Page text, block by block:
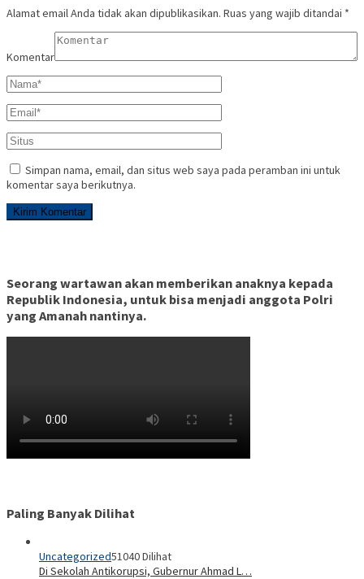
Alamat email Anda tidak akan dipublikasikan. Ruas yang wajib ditandai *
Komentar
Simpan nama, email, dan situs web saya pada peramban ini untuk
komentar saya berikutnya.
Seorang wartawan akan memberikan anaknya kepada
Republik Indonesia, untuk bisa menjadi anggota Polri
yang Amanah nantinya.
Paling Banyak Dilihat
Uncategorized51040 Dilihat
Di Sekolah Antikorupsi, Gubernur Ahmad L…